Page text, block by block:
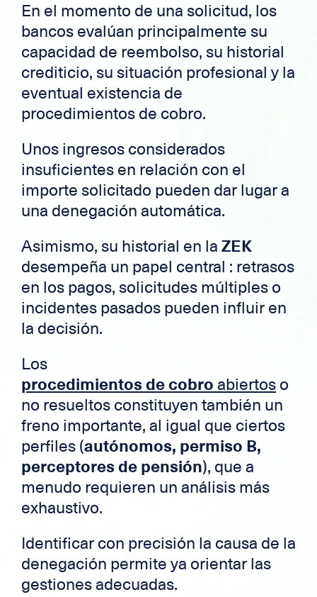
En el momento de una solicitud, los
bancos evalúan principalmente su
capacidad de reembolso, su historial
crediticio, su situación profesional y la
eventual existencia de
procedimientos de cobro.
Unos ingresos considerados
insuficientes en relación con el
importe solicitado pueden dar lugar a
una denegación automática.
Asimismo, su historial en la ZEK
desempeña un papel central : retrasos
en los pagos, solicitudes múltiples o
incidentes pasados pueden influir en
la decisión.
Los
procedimientos de cobro abiertos o
no resueltos constituyen también un
freno importante, al igual que ciertos
perfiles (autónomos, permiso B,
perceptores de pensión), que a
menudo requieren un análisis más
exhaustivo.
Identificar con precisión la causa de la
denegación permite ya orientar las
gestiones adecuadas.